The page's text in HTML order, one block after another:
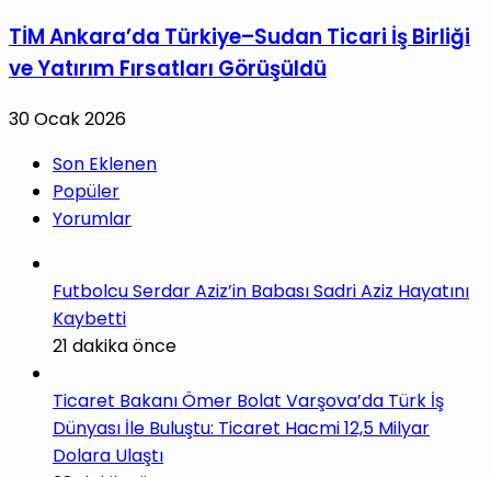
TİM Ankara’da Türkiye–Sudan Ticari İş Birliği
ve Yatırım Fırsatları Görüşüldü
30 Ocak 2026
Son Eklenen
Popüler
Yorumlar
Futbolcu Serdar Aziz’in Babası Sadri Aziz Hayatını
Kaybetti
21 dakika önce
Ticaret Bakanı Ömer Bolat Varşova’da Türk İş
Dünyası İle Buluştu: Ticaret Hacmi 12,5 Milyar
Dolara Ulaştı